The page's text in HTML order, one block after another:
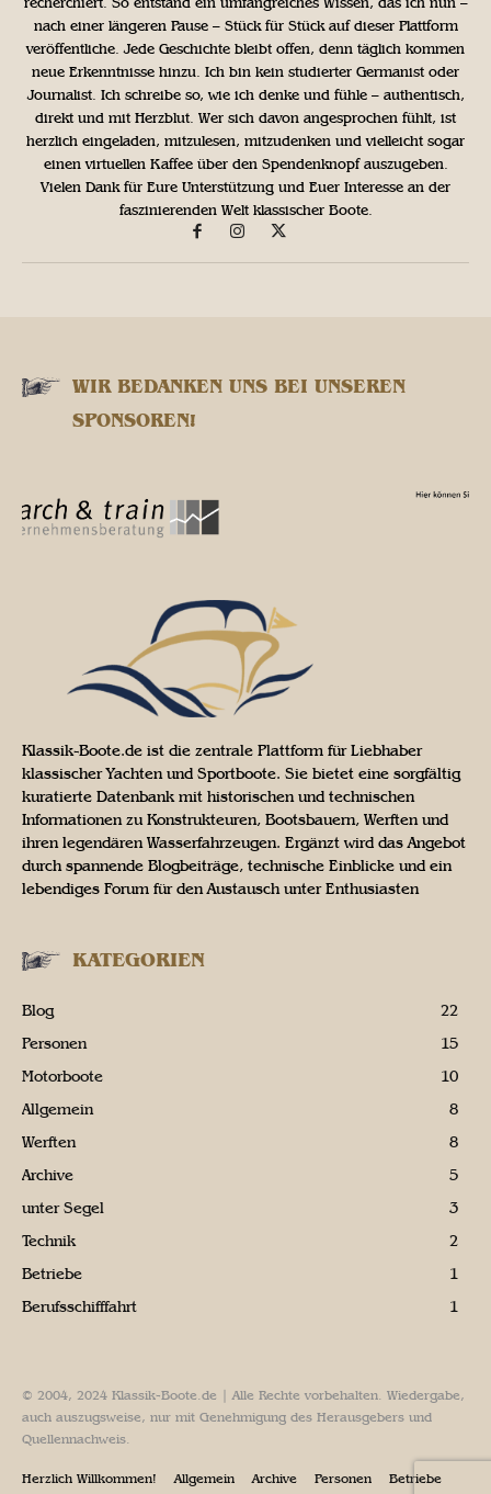
nach einer längeren Pause – Stück für Stück auf dieser Plattform
veröffentliche. Jede Geschichte bleibt offen, denn täglich kommen
neue Erkenntnisse hinzu. Ich bin kein studierter Germanist oder
Journalist. Ich schreibe so, wie ich denke und fühle – authentisch,
direkt und mit Herzblut. Wer sich davon angesprochen fühlt, ist
herzlich eingeladen, mitzulesen, mitzudenken und vielleicht sogar
einen virtuellen Kaffee über den Spendenknopf auszugeben.
Vielen Dank für Eure Unterstützung und Euer Interesse an der
faszinierenden Welt klassischer Boote.
WIR BEDANKEN UNS BEI UNSEREN
SPONSOREN!
Klassik-Boote.de ist die zentrale Plattform für Liebhaber
klassischer Yachten und Sportboote. Sie bietet eine sorgfältig
kuratierte Datenbank mit historischen und technischen
Informationen zu Konstrukteuren, Bootsbauern, Werften und
ihren legendären Wasserfahrzeugen. Ergänzt wird das Angebot
durch spannende Blogbeiträge, technische Einblicke und ein
lebendiges Forum für den Austausch unter Enthusiasten
KATEGORIEN
Blog
22
Personen
15
Motorboote
10
Allgemein
8
Werften
8
Archive
5
unter Segel
3
Technik
2
Betriebe
1
Berufsschifffahrt
1
© 2004, 2024 Klassik-Boote.de | Alle Rechte vorbehalten. Wiedergabe,
auch auszugsweise, nur mit Genehmigung des Herausgebers und
Quellennachweis.
Herzlich Willkommen! Allgemein Archive Personen
Betriebe